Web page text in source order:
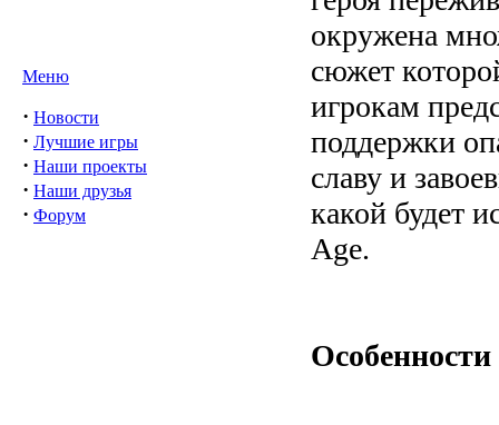
Меню
· Новости
· Лучшие игры
· Наши проекты
· Наши друзья
· Форум
окружена
сюжет
игрокам
поддержки
славу и
какой будет
Age.